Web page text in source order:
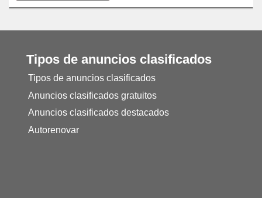
Tipos de anuncios clasificados
Tipos de anuncios clasificados
Anuncios clasificados gratuitos
Anuncios clasificados destacados
Autorenovar